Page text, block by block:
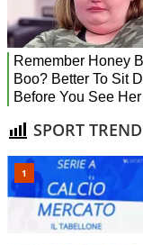
SPORT TREND